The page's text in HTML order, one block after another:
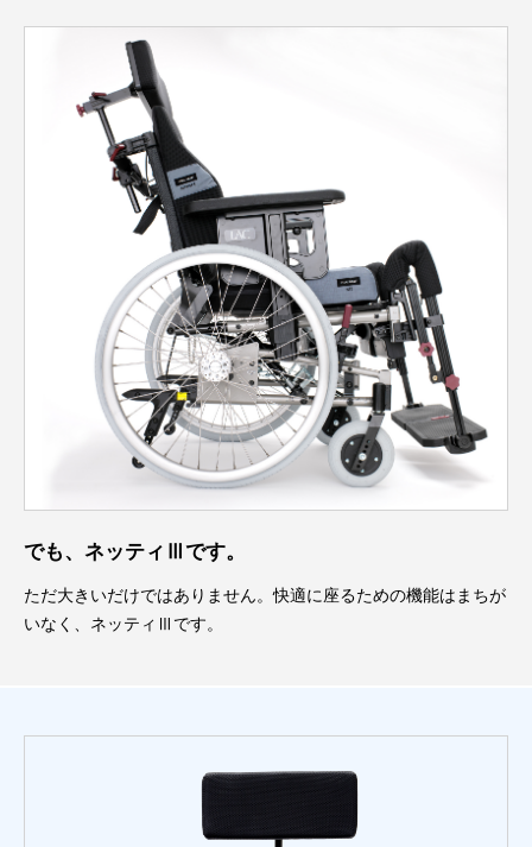
でも、ネッティⅢです。
ただ大きいだけではありません。快適に座るための機能はまちが
いなく、ネッティⅢです。